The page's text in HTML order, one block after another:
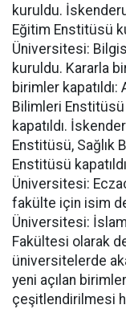
kuruldu.
Eğitim Enstitüsü
Üniversitesi:
kuruldu. Kararla
birimler
Bilimleri
kapatıldı.
Enstitüsü, Sağlık
Enstitüsü
Üniversitesi:
fakülte için isim
Üniversitesi:
Fakültesi olarak
üniversitelerde
yeni açılan
çeşitlendirilmesi